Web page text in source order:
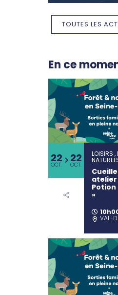
TOUTES LES
En ce
22
OCT. 22
OCT.
LOISIRS ,
atelier
Potion
»
VAL-